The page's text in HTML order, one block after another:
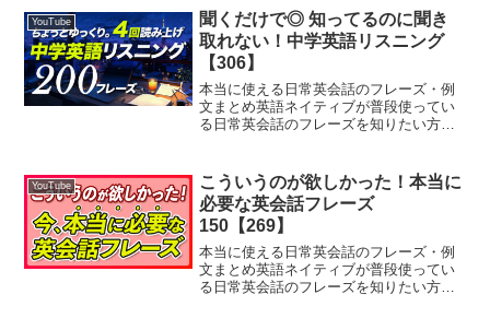
YouTube
聞くだけで◎ 知ってるのに聞き
取れない！中学英語リスニング
【306】
本当に使える日常英会話のフレーズ・例
文まとめ英語ネイティブが普段使ってい
る日常英会話のフレーズを知りたい方向
Englishの動画の中から特に人気の高い英
語フレーズ...
YouTube
こういうのが欲しかった！本当に
必要な英会話フレーズ
150【269】
本当に使える日常英会話のフレーズ・例
文まとめ英語ネイティブが普段使ってい
る日常英会話のフレーズを知りたい方向